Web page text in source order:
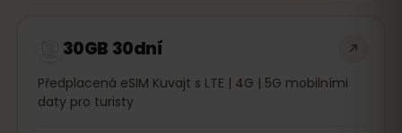
30GB 30dní
Předplacená eSIM Kuvajt s LTE | 4G | 5G mobilními
daty pro turisty